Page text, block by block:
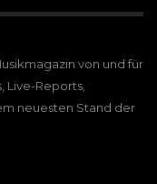
von und für
Live-Reports,
neuesten Stand der